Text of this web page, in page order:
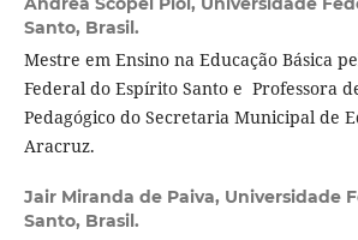
Santo, Brasil.
Mestre em Ensino na Educação Básica
Federal do Espírito Santo e Professora
Pedagógico do Secretaria Municipal de
Aracruz.
Jair Miranda de Paiva, Universidade
Santo, Brasil.